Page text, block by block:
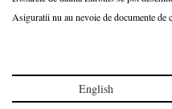
Asiguratii nu au nevoie de documente de
English